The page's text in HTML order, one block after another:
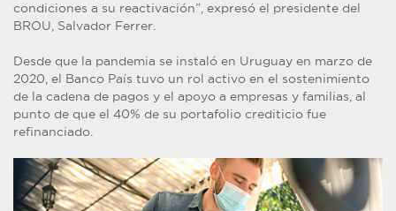
condiciones a su reactivación”, expresó el presidente del
BROU, Salvador Ferrer.
Desde que la pandemia se instaló en Uruguay en marzo de
2020, el Banco País tuvo un rol activo en el sostenimiento
de la cadena de pagos y el apoyo a empresas y familias, al
punto de que el 40% de su portafolio crediticio fue
refinanciado.